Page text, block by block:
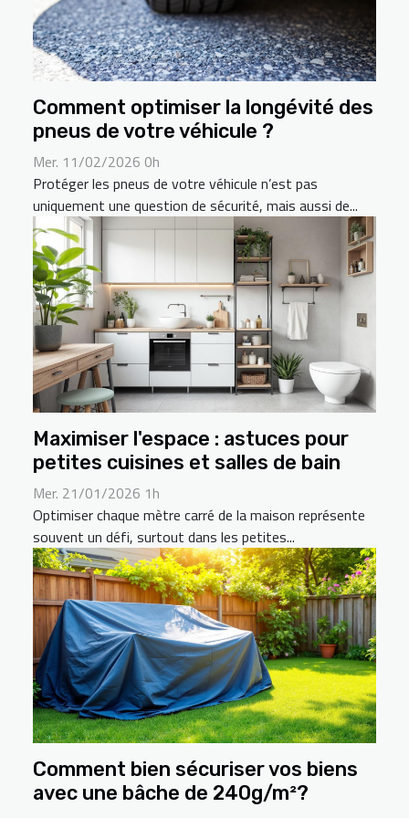
Comment optimiser la longévité des
pneus de votre véhicule ?
Mer. 11/02/2026 0h
Protéger les pneus de votre véhicule n’est pas
uniquement une question de sécurité, mais aussi de...
Maximiser l'espace : astuces pour
petites cuisines et salles de bain
Mer. 21/01/2026 1h
Optimiser chaque mètre carré de la maison représente
souvent un défi, surtout dans les petites...
Comment bien sécuriser vos biens
avec une bâche de 240g/m²?